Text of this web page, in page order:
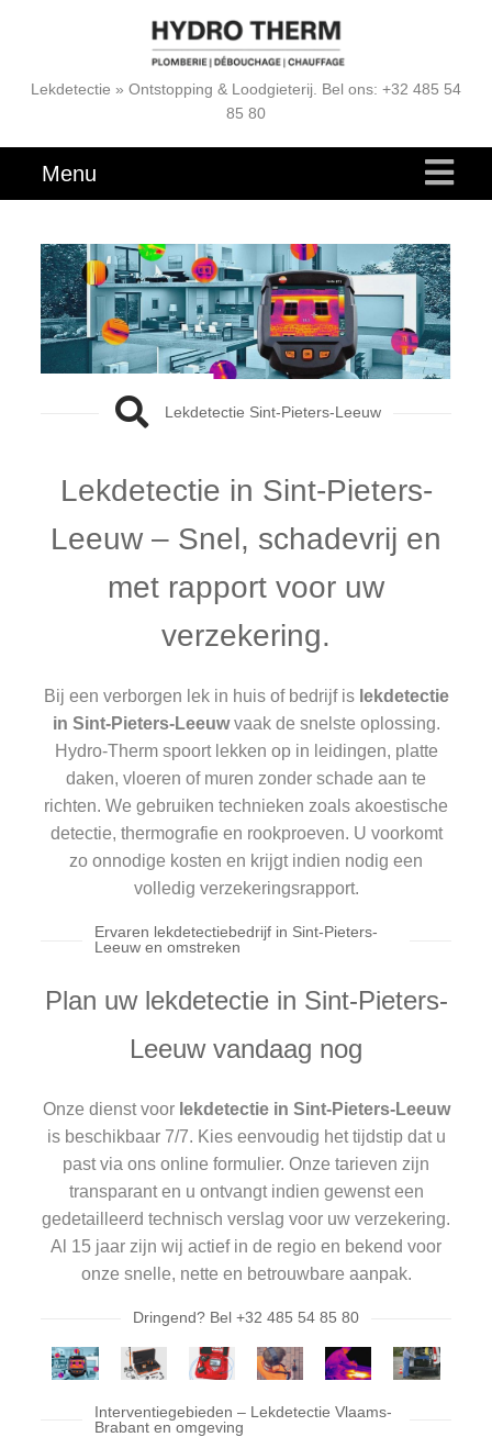
Lekdetectie » Ontstopping & Loodgieterij. Bel ons: +32 485 54
85 80
Menu
Lekdetectie Sint-Pieters-Leeuw
Lekdetectie in Sint-Pieters-
Leeuw – Snel, schadevrij en
met rapport voor uw
verzekering.
Bij een verborgen lek in huis of bedrijf is lekdetectie
in Sint-Pieters-Leeuwvaak de snelste oplossing.
Hydro-Therm spoort lekken op in leidingen, platte
daken, vloeren of muren zonder schade aan te
richten. We gebruiken technieken zoals akoestische
detectie, thermografie en rookproeven. U voorkomt
zo onnodige kosten en krijgt indien nodig een
volledig verzekeringsrapport.
Ervaren lekdetectiebedrijf in Sint-Pieters-
Leeuw en omstreken
Plan uw lekdetectie in Sint-Pieters-
Leeuw vandaag nog
Onze dienst voor lekdetectie in Sint-Pieters-Leeuw
is beschikbaar 7/7. Kies eenvoudig het tijdstip dat u
past via ons online formulier. Onze tarieven zijn
transparant en u ontvangt indien gewenst een
gedetailleerd technisch verslag voor uw verzekering.
Al 15 jaar zijn wij actief in de regio en bekend voor
onze snelle, nette en betrouwbare aanpak.
Dringend? Bel +32 485 54 85 80
Interventiegebieden – Lekdetectie Vlaams-
Brabant en omgeving